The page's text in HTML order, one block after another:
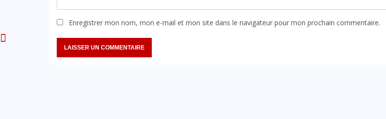
Enregistrer mon nom, mon e-mail et mon site dans le navigateur pour mon prochain commentaire.